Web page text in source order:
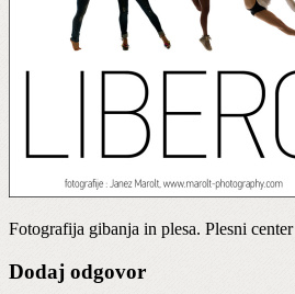
Fotografija gibanja in plesa. Plesni
Dodaj odgovor